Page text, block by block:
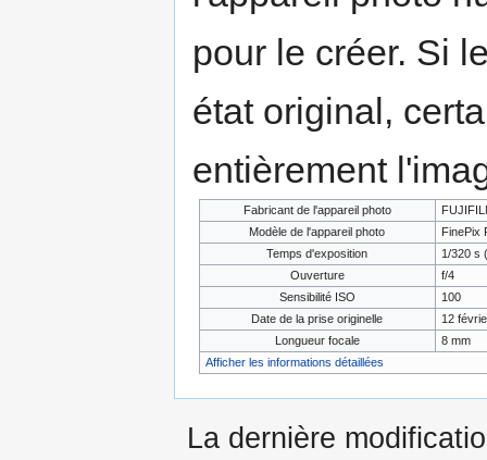
pour le créer. Si
état original,
entièrement
Fabricant de l'appareil photo
Modèle de l'appareil photo
FinePix
Temps d'exposition
1/320 s
Ouverture
f/4
Sensibilité ISO
100
Date de la prise originelle
12
Longueur focale
8 mm
Afficher les informations détaillées
La dernière